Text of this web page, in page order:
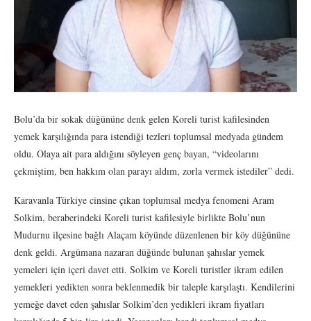
Bolu’da bir sokak düğününe denk gelen Koreli turist kafilesinden
yemek karşılığında para istendiği tezleri toplumsal medyada gündem
oldu. Olaya ait para aldığını söyleyen genç bayan, “videolarını
çekmiştim, ben hakkım olan parayı aldım, zorla vermek istediler” dedi.
Karavanla Türkiye cinsine çıkan toplumsal medya fenomeni Aram
Solkim, beraberindeki Koreli turist kafilesiyle birlikte Bolu’nun
Mudurnu ilçesine bağlı Alaçam köyünde düzenlenen bir köy düğününe
denk geldi. Argümana nazaran düğünde bulunan şahıslar yemek
yemeleri için içeri davet etti. Solkim ve Koreli turistler ikram edilen
yemekleri yedikten sonra beklenmedik bir taleple karşılaştı. Kendilerini
yemeğe davet eden şahıslar Solkim’den yedikleri ikram fiyatları